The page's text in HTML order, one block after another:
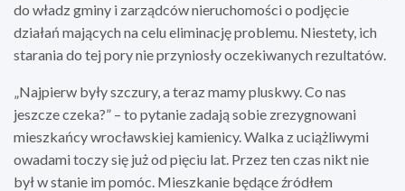
do władz gminy i zarządców nieruchomości o podjęcie
działań mających na celu eliminację problemu. Niestety, ich
starania do tej pory nie przyniosły oczekiwanych rezultatów.
„Najpierw były szczury, a teraz mamy pluskwy. Co nas
jeszcze czeka?” – to pytanie zadają sobie zrezygnowani
mieszkańcy wrocławskiej kamienicy. Walka z uciążliwymi
owadami toczy się już od pięciu lat. Przez ten czas nikt nie
był w stanie im pomóc. Mieszkanie będące źródłem